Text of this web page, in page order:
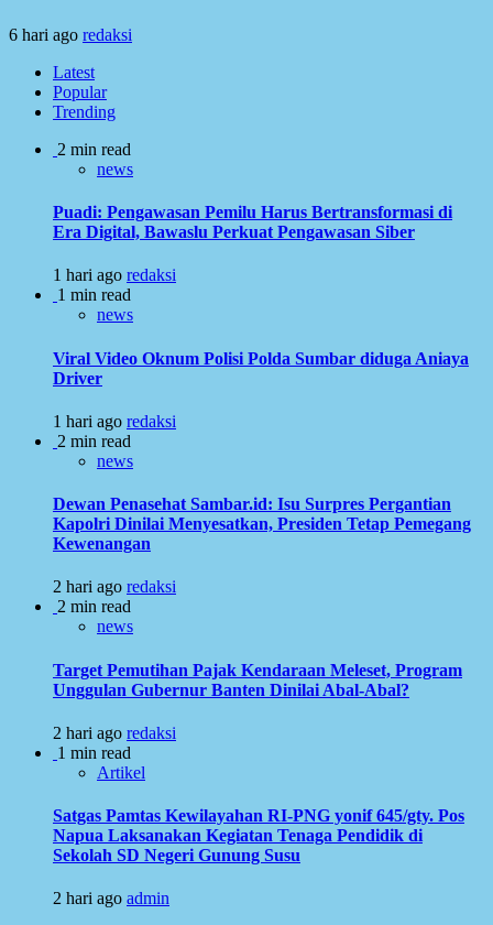
6 hari ago redaksi
Latest
Popular
Trending
2 min read
news
Puadi: Pengawasan Pemilu Harus Bertransformasi di
Era Digital, Bawaslu Perkuat Pengawasan Siber
1 hari ago redaksi
1 min read
news
Viral Video Oknum Polisi Polda Sumbar diduga Aniaya
Driver
1 hari ago redaksi
2 min read
news
Dewan Penasehat Sambar.id: Isu Surpres Pergantian
Kapolri Dinilai Menyesatkan, Presiden Tetap Pemegang
Kewenangan
2 hari ago redaksi
2 min read
news
Target Pemutihan Pajak Kendaraan Meleset, Program
Unggulan Gubernur Banten Dinilai Abal-Abal?
2 hari ago redaksi
1 min read
Artikel
Satgas Pamtas Kewilayahan RI-PNG yonif 645/gty. Pos
Napua Laksanakan Kegiatan Tenaga Pendidik di
Sekolah SD Negeri Gunung Susu
2 hari ago admin